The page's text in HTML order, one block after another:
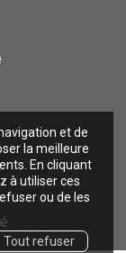
et de
la meilleure
En cliquant
à utiliser ces
ou de les
Tout refuser